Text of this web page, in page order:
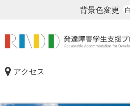
背景色変更 白
アクセス